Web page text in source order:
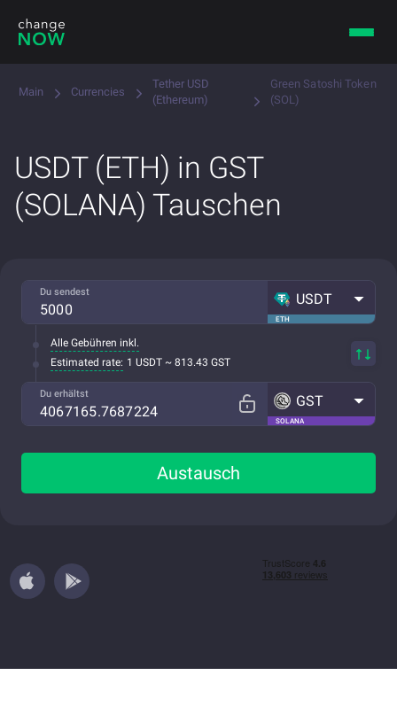
Main Currencies
Tether USD
(Ethereum)
Green Satoshi Token
(SOL)
USDT (ETH) in GST
(SOLANA) Tauschen
Du sendest
ETH
USDT
Alle Gebühren inkl.
Estimated rate: 1 USDT ~ 813.43 GST
Du erhältst
SOLANA
GST
Austausch